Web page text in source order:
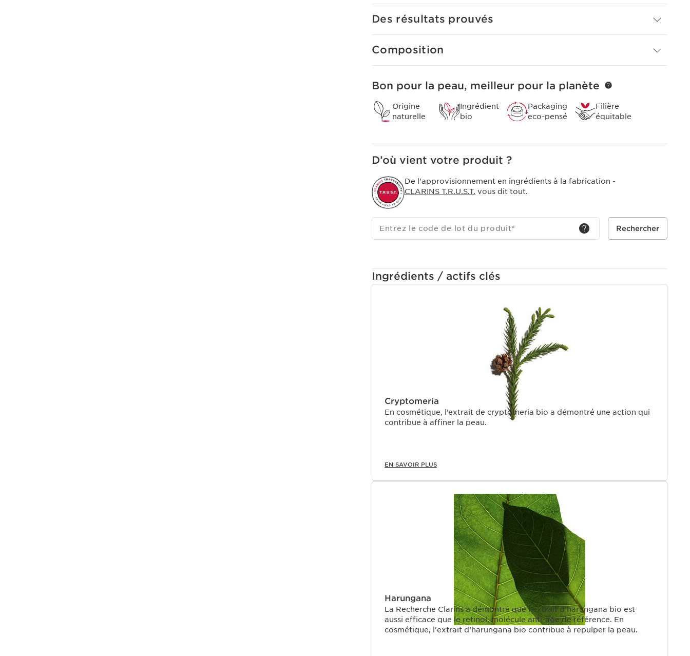
bourgeons contiennent tous les nutriments, vitamines et minéraux permettant
Des résultats prouvés
Composition
Bon pour la peau, meilleur pour la planète
Origine
naturelle
Ingrédient
bio
Packaging
eco-pensé
Filière
équitable
D’où vient votre produit ?
De l'approvisionnement en ingrédients à la fabrication -
CLARINS T.R.U.S.T. vous dit tout.
Entrez le code de lot du produit* Rechercher
Ingrédients / actifs clés
Cryptomeria
En cosmétique, l’extrait de cryptomeria bio a démontré une action qui
contribue à affiner la peau.
EN SAVOIR PLUS
Harungana
La Recherche Clarins a démontré que l'extrait d'harungana bio est
aussi efficace que le retinol, molécule anti-âge de référence. En
cosmétique, l'extrait d’harungana bio contribue à repulper la peau.